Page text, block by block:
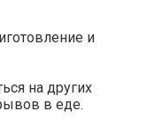
и
на других
в еде.